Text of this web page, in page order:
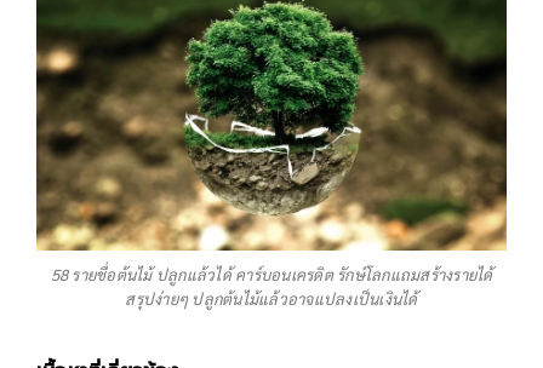
58 รายชื่อต้นไม้ ปลูกแล้วได้ คาร์บอนเครดิต รักษ์โลกแถมสร้างรายได้
สรุปง่ายๆ ปลูกต้นไม้แล้วอาจแปลงเป็นเงินได้